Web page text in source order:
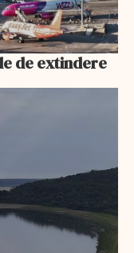
de extindere